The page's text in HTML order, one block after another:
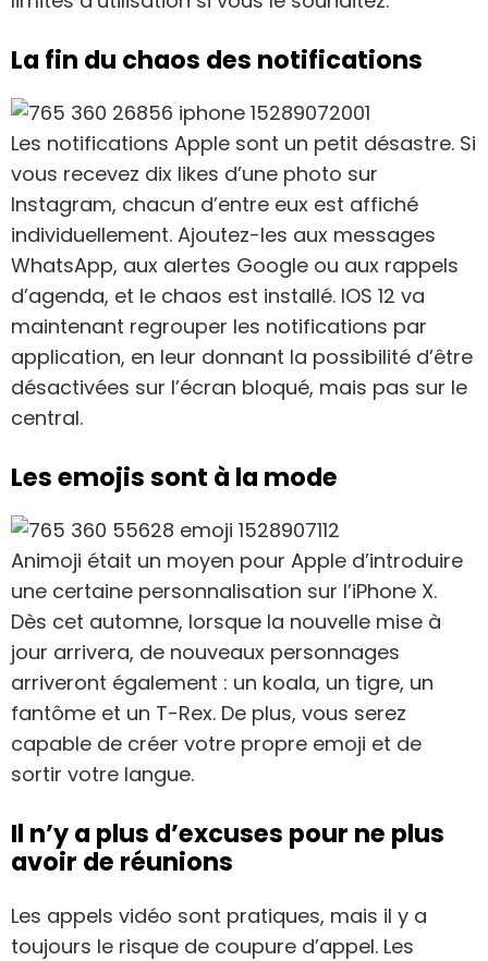
La fin du chaos des notifications
Les notifications Apple sont un petit désastre. Si
vous recevez dix likes d’une photo sur
Instagram, chacun d’entre eux est affiché
individuellement. Ajoutez-les aux messages
WhatsApp, aux alertes Google ou aux rappels
d’agenda, et le chaos est installé. IOS 12 va
maintenant regrouper les notifications par
application, en leur donnant la possibilité d’être
désactivées sur l’écran bloqué, mais pas sur le
central.
Les emojis sont à la mode
Animoji était un moyen pour Apple d’introduire
une certaine personnalisation sur l’iPhone X.
Dès cet automne, lorsque la nouvelle mise à
jour arrivera, de nouveaux personnages
arriveront également : un koala, un tigre, un
fantôme et un T-Rex. De plus, vous serez
capable de créer votre propre emoji et de
sortir votre langue.
Il n’y a plus d’excuses pour ne plus
avoir de réunions
Les appels vidéo sont pratiques, mais il y a
toujours le risque de coupure d’appel. Les